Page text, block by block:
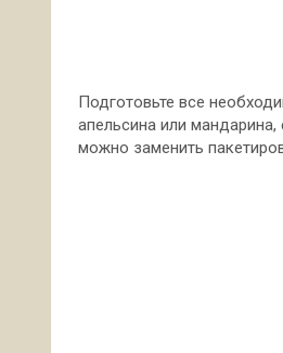
Подготовьте все
апельсина или мандарина,
можно заменить